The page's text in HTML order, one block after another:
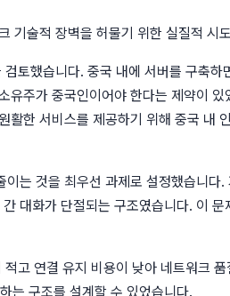
기술적 장벽을 허물기 위한 실질적 시
했습니다. 중국 내에 서버를 구축
주가 중국인이어야 한다는 제약이
한 서비스를 제공하기 위해 중국 내
는 것을 최우선 과제로 설정했습니
대화가 단절되는 구조였습니다. 이
연결 유지 비용이 낮아 네트워크
는 구조를 설계할 수 있었습니다.